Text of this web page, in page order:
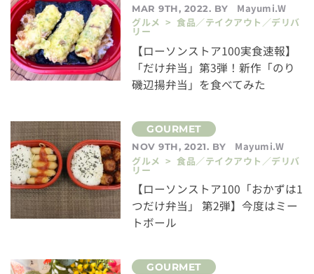
MAR 9TH, 2022. BY
Mayumi.W
グルメ > 食品／テイクアウト／デリバ
リー
【ローソンストア100実食速報】
「だけ弁当」第3弾！新作「のり
磯辺揚弁当」を食べてみた
NOV 9TH, 2021. BY
Mayumi.W
グルメ > 食品／テイクアウト／デリバ
リー
【ローソンストア100「おかずは1
つだけ弁当」 第2弾】今度はミー
トボール